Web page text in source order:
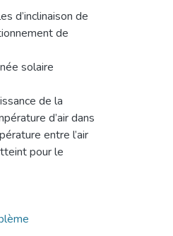
d’inclinaison de
de
solaire
de la
d’air dans
entre l’air
pour le